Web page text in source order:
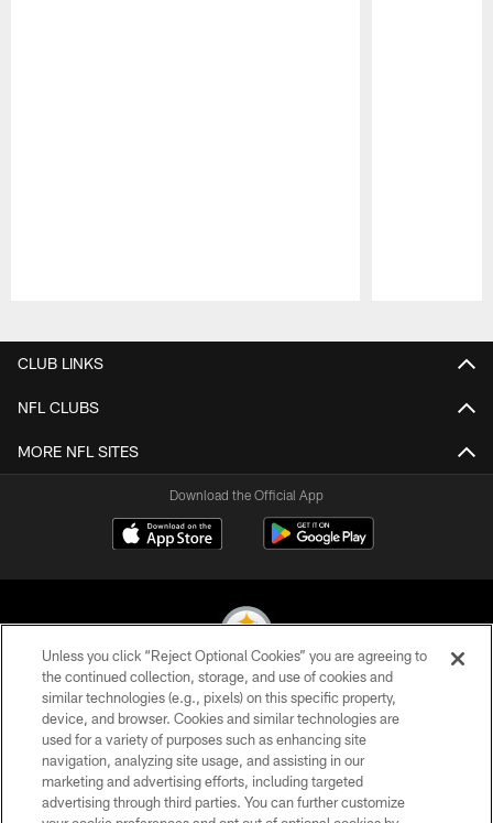
CLUB LINKS
NFL CLUBS
MORE NFL SITES
Download the Official App
© 2026 Pittsburgh Steelers. All Rights Reserved
PRIVACY POLICY
TERMS OF USE
ACCESSIBILITY
Unless you click “Reject Optional Cookies” you are agreeing to
the continued collection, storage, and use of cookies and
similar technologies (e.g., pixels) on this specific property,
device, and browser. Cookies and similar technologies are
used for a variety of purposes such as enhancing site
navigation, analyzing site usage, and assisting in our
marketing and advertising efforts, including targeted
advertising through third parties. You can further customize